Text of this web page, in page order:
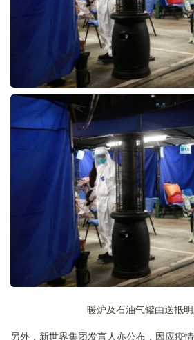
暖炉及石油气罐由送抵
另外，新世界集团发言人亦公布，因应疫